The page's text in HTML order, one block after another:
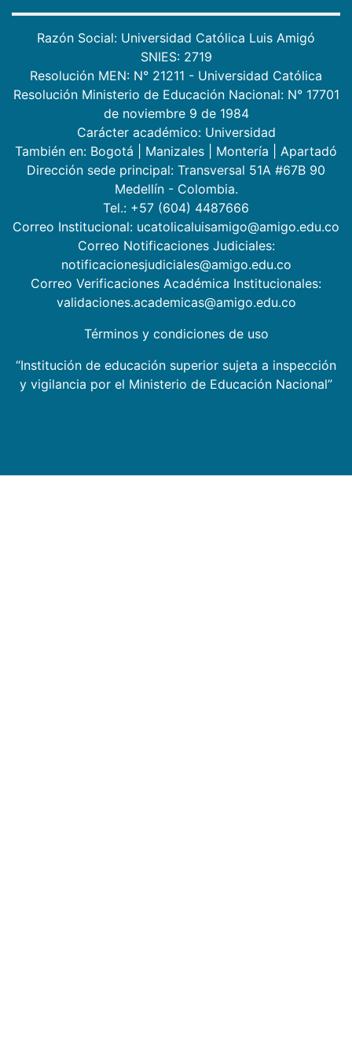
Razón Social: Universidad Católica Luis Amigó
SNIES: 2719
Resolución MEN: N° 21211 - Universidad Católica
Resolución Ministerio de Educación Nacional: N° 17701
de noviembre 9 de 1984
Carácter académico: Universidad
También en: Bogotá Manizales Montería
Apartadó
Dirección sede principal: Transversal 51A #67B 90
Medellín - Colombia.
Tel.: +57 (604) 4487666
Correo Institucional: ucatolicaluisamigo@amigo.edu.co
Correo Notificaciones Judiciales:
notificacionesjudiciales@amigo.edu.co
Correo Verificaciones Académica Institucionales:
validaciones.academicas@amigo.edu.co
Términos y condiciones de uso
“Institución de educación superior sujeta a inspección
y vigilancia por el Ministerio de Educación Nacional”